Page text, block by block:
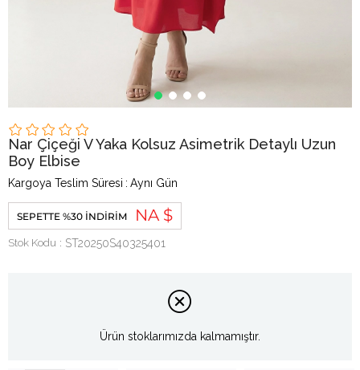
Nar Çiçeği V Yaka Kolsuz Asimetrik Detaylı Uzun
Boy Elbise
Kargoya Teslim Süresi : Aynı Gün
SEPETTE %30 İNDIRIM NA $
Stok Kodu ST20250S40325401
Ürün stoklarımızda kalmamıştır.